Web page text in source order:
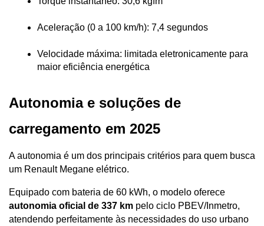
Aceleração (0 a 100 km/h): 7,4 segundos
Velocidade máxima: limitada eletronicamente para
maior eficiência energética
Autonomia e soluções de
carregamento em 2025
A autonomia é um dos principais critérios para quem busca
um Renault Megane elétrico.
Equipado com bateria de 60 kWh, o modelo oferece
autonomia oficial de 337 km pelo ciclo PBEV/Inmetro,
atendendo perfeitamente às necessidades do uso urbano